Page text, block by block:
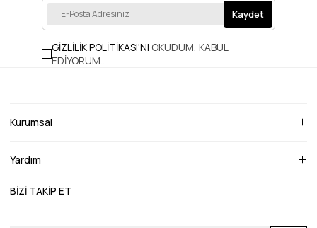
Kaydet
GİZLİLİK POLİTİKASI'NI OKUDUM, KABUL
EDİYORUM.
Kurumsal
Yardım
BİZİ TAKİP ET